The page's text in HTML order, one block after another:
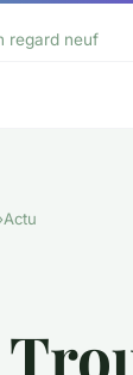
regard neuf
›Actu